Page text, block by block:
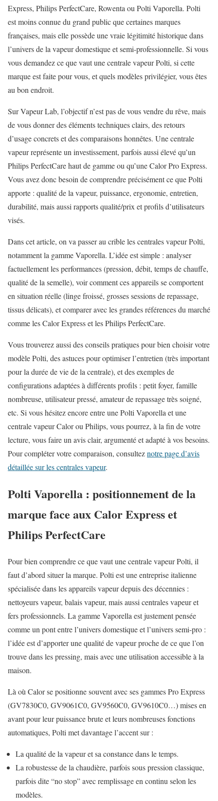
Express, Philips PerfectCare, Rowenta ou Polti Vaporella. Polti
est moins connue du grand public que certaines marques
françaises, mais elle possède une vraie légitimité historique dans
l’univers de la vapeur domestique et semi-professionnelle. Si vous
vous demandez ce que vaut une centrale vapeur Polti, si cette
marque est faite pour vous, et quels modèles privilégier, vous êtes
au bon endroit.
Sur Vapeur Lab, l’objectif n’est pas de vous vendre du rêve, mais
de vous donner des éléments techniques clairs, des retours
d’usage concrets et des comparaisons honnêtes. Une centrale
vapeur représente un investissement, parfois aussi élevé qu’un
Philips PerfectCare haut de gamme ou qu’une Calor Pro Express.
Vous avez donc besoin de comprendre précisément ce que Polti
apporte : qualité de la vapeur, puissance, ergonomie, entretien,
durabilité, mais aussi rapports qualité/prix et profils d’utilisateurs
visés.
Dans cet article, on va passer au crible les centrales vapeur Polti,
notamment la gamme Vaporella. L’idée est simple : analyser
factuellement les performances (pression, débit, temps de chauffe,
qualité de la semelle), voir comment ces appareils se comportent
en situation réelle (linge froissé, grosses sessions de repassage,
tissus délicats), et comparer avec les grandes références du marché
comme les Calor Express et les Philips PerfectCare.
Vous trouverez aussi des conseils pratiques pour bien choisir votre
modèle Polti, des astuces pour optimiser l’entretien (très important
pour la durée de vie de la centrale), et des exemples de
configurations adaptées à différents profils : petit foyer, famille
nombreuse, utilisateur pressé, amateur de repassage très soigné,
etc. Si vous hésitez encore entre une Polti Vaporella et une
centrale vapeur Calor ou Philips, vous pourrez, à la fin de votre
lecture, vous faire un avis clair, argumenté et adapté à vos besoins.
Pour compléter votre comparaison, consulteznotre page d’avis
détaillée sur les centrales vapeur.
Polti Vaporella : positionnement de la
marque face aux Calor Express et
Philips PerfectCare
Pour bien comprendre ce que vaut une centrale vapeur Polti, il
faut d’abord situer la marque. Polti est une entreprise italienne
spécialisée dans les appareils vapeur depuis des décennies :
nettoyeurs vapeur, balais vapeur, mais aussi centrales vapeur et
fers professionnels. La gamme Vaporella est justement pensée
comme un pont entre l’univers domestique et l’univers semi-pro :
l’idée est d’apporter une qualité de vapeur proche de ce que l’on
trouve dans les pressing, mais avec une utilisation accessible à la
maison.
Là où Calor se positionne souvent avec ses gammes Pro Express
(GV7830C0, GV9061C0, GV9560C0, GV9610C0…) mises en
avant pour leur puissance brute et leurs nombreuses fonctions
automatiques, Polti met davantage l’accent sur :
La qualité de la vapeur et sa constance dans le temps.
La robustesse de la chaudière, parfois sous pression classique,
parfois dite “no stop” avec remplissage en continu selon les
modèles.